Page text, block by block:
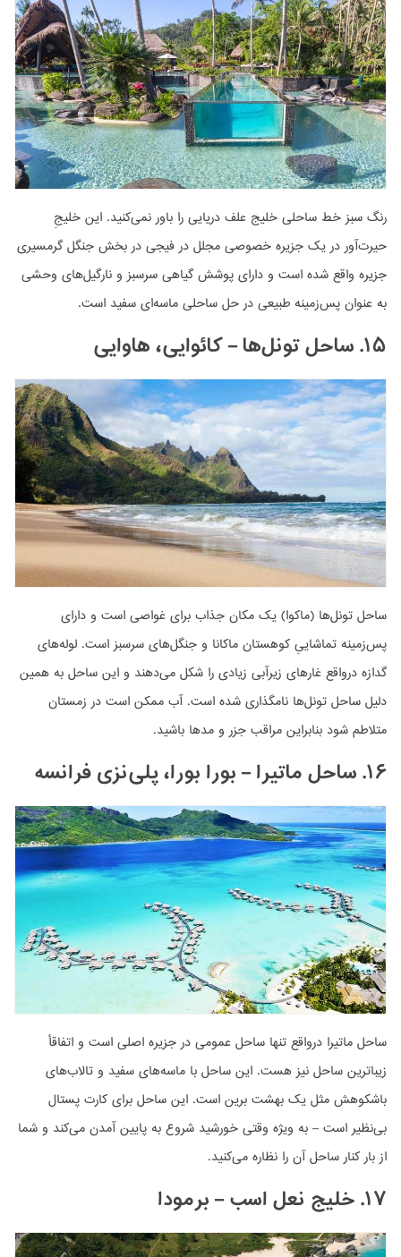
رنگ سبز خط ساحلی خلیج علف دریایی را باور نمی‌کنید. این خلیجِ
حیرت‌آور در یک جزیره خصوصی مجلل در فیجی در بخش جنگل گرمسیری
جزیره واقع شده است و دارای پوشش گیاهی سرسبز و نارگیل‌های وحشی
به عنوان پس‌زمینه طبیعی در حل ساحلی ماسه‌ای سفید است.
۱۵. ساحل تونل‌ها – کائوایی، هاوایی
ساحل تونل‌ها (ماکوا) یک مکان جذاب برای غواصی است و دارای
پس‌زمینه تماشاییِ کوهستان ماکانا و جنگل‌های سرسبز است. لوله‌های
گدازه درواقع غارهای زیرآبی زیادی را شکل می‌دهند و این ساحل به همین
دلیل ساحل تونل‌ها نامگذاری شده است. آب ممکن است در زمستان
متلاطم شود بنابراین مراقب جزر و مدها باشید.
۱۶. ساحل ماتیرا – بورا بورا، پلی‌نزی فرانسه
ساحل ماتیرا درواقع تنها ساحل عمومی در جزیره اصلی است و اتفاقأ
زیباترین ساحل نیز هست. این ساحل با ماسه‌های سفید و تالاب‌های
باشکوهش مثل یک بهشت برین است. این ساحل برای کارت پستال
بی‌نظیر است – به ویژه وقتی خورشید شروع به پایین آمدن می‌کند و شما
از بار کنار ساحل آن را نظاره می‌کنید.
۱۷. خلیج نعل اسب – برمودا